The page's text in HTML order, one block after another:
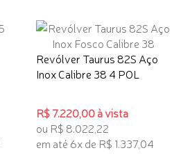
Revólver Taurus 82S Aço
Inox Calibre 38 4 POL
R$ 7.220,00 à vista
ou R$ 8.022,22
em até 6x de R$ 1.337,04